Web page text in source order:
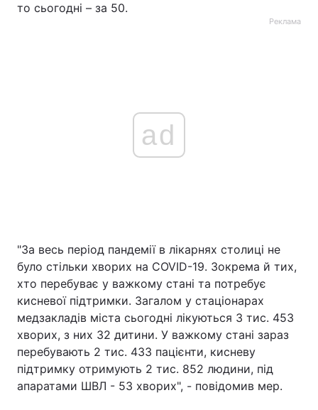
то сьогодні – за 50.
Реклама
ad
"За весь період пандемії в лікарнях столиці не
було стільки хворих на COVID-19. Зокрема й тих,
хто перебуває у важкому стані та потребує
кисневої підтримки. Загалом у стаціонарах
медзакладів міста сьогодні лікуються 3 тис. 453
хворих, з них 32 дитини. У важкому стані зараз
перебувають 2 тис. 433 пацієнти, кисневу
підтримку отримують 2 тис. 852 людини, під
апаратами ШВЛ - 53 хворих", - повідомив мер.